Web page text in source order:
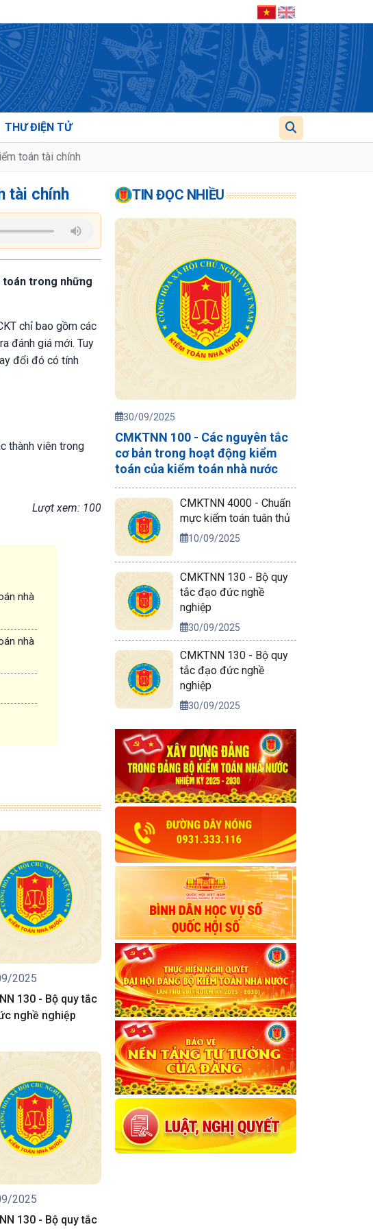
THƯ ĐIỆN TỬ
toán tài chính
tài chính
toán trong những
chỉ bao gồm các
đánh giá mới. Tuy
đổi đó có tính
thành viên trong
Lượt xem: 100
nhà
nhà
2025
130 - Bộ quy tắc
nghề nghiệp
2025
130 - Bộ quy tắc
TIN ĐỌC NHIỀU
30/09/2025
CMKTNN 100 - Các nguyên tắc
cơ bản trong hoạt động kiểm
toán của kiểm toán nhà nước
CMKTNN 4000 - Chuẩn
mực kiểm toán tuân thủ
10/09/2025
CMKTNN 130 - Bộ quy
tắc đạo đức nghề
nghiệp
30/09/2025
CMKTNN 130 - Bộ quy
tắc đạo đức nghề
nghiệp
30/09/2025